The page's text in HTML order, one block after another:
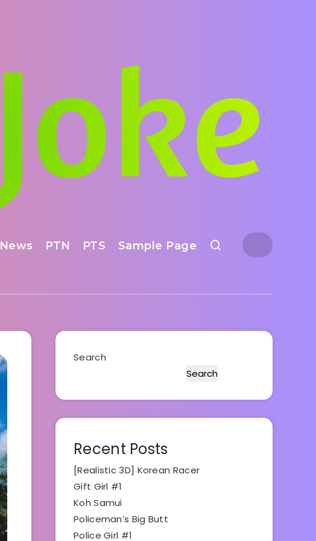
News PTN PTS Sample Page
Search
Search
Recent Posts
[Realistic 3D] Korean Racer
Gift Girl #1
Koh Samui
Policeman’s Big Butt
Police Girl #1